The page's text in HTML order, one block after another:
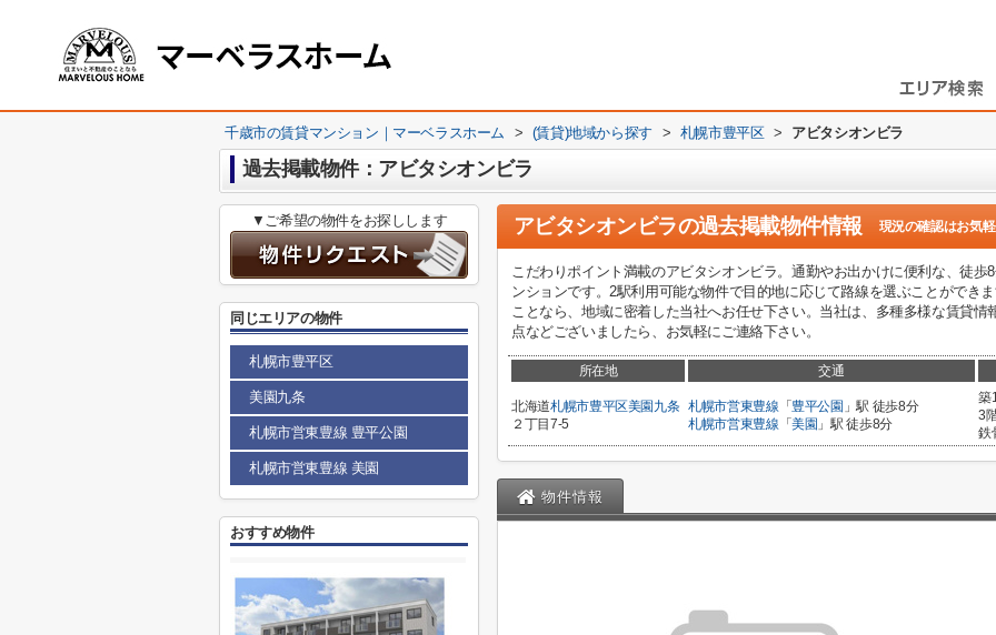
千歳市の賃貸マンション｜マーベラスホーム > (賃貸)地域から探す > 札幌市豊平区 > アビタシオンビラ
過去掲載物件：アビタシオンビラ
アビタシオンビラの過去掲載物件情報 現況の確認はお気
こだわりポイント満載のアビタシオンビラ。通勤やお出かけに便利な、徒
ンションです。2駅利用可能な物件で目的地に応じて路線を選ぶことができ
ことなら、地域に密着した当社へお任せ下さい。当社は、多種多様な賃貸
点などございましたら、お気軽にご連絡下さい。
所在地 交通
北海道札幌市豊平区美園九条
２丁目7-5
札幌市営東豊線 「 豊平公園 」駅 徒歩8分
札幌市営東豊線 「美園 」駅 徒歩8分
築
3
鉄
物件情報
▼ご希望の物件をお探しします
同じエリアの物件
札幌市豊平区
美園九条
札幌市営東豊線 豊平公園
札幌市営東豊線 美園
おすすめ物件